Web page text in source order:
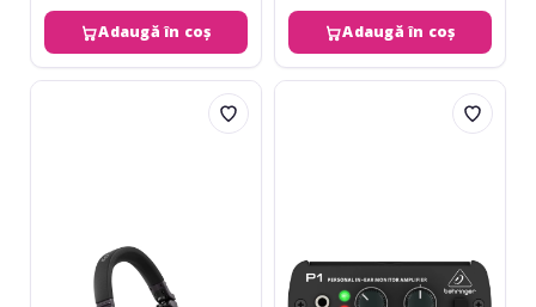
Adaugă în coș Adaugă în coș
Pioneer
Behringer